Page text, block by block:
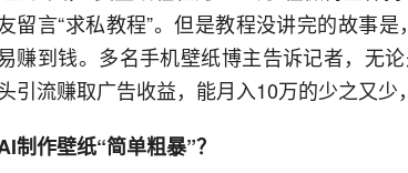
留言“求私教程”。但是教程没讲完的故事
赚到钱。多名手机壁纸博主告诉记者，无
引流赚取广告收益，能月入10万的少之又少
制作壁纸“简单粗暴”？